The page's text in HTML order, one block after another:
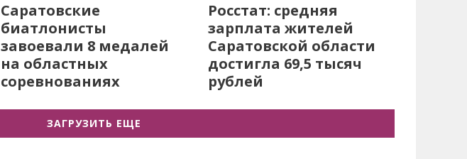
Саратовские
биатлонисты
завоевали 8 медалей
на областных
соревнованиях
Росстат: средняя
зарплата жителей
Саратовской области
достигла 69,5 тысяч
рублей
ЗАГРУЗИТЬ ЕЩЕ